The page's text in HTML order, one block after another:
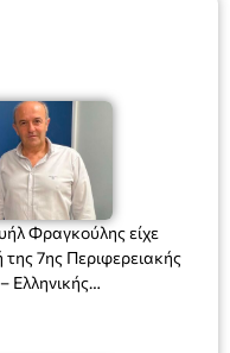
Φραγκούλης είχε
7ης Περιφερειακής
Ελληνικής
Λ.Σ. κ. Ιωάννη